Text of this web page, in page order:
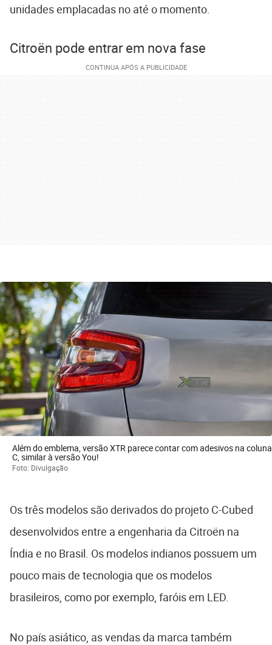
unidades emplacadas no até o momento.
Citroën pode entrar em nova fase
Além do emblema, versão XTR parece contar com adesivos na coluna
C, similar à versão You!
Foto: Divulgação
Os três modelos são derivados do projeto C-Cubed
desenvolvidos entre a engenharia da Citroën na
Índia e no Brasil. Os modelos indianos possuem um
pouco mais de tecnologia que os modelos
brasileiros, como por exemplo, faróis em LED.
No país asiático, as vendas da marca também